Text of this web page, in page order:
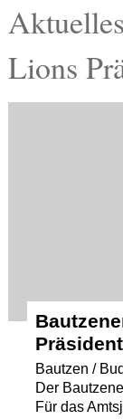
Gesundheit
Kultur
Lions
Bautzen /
Der
Für das